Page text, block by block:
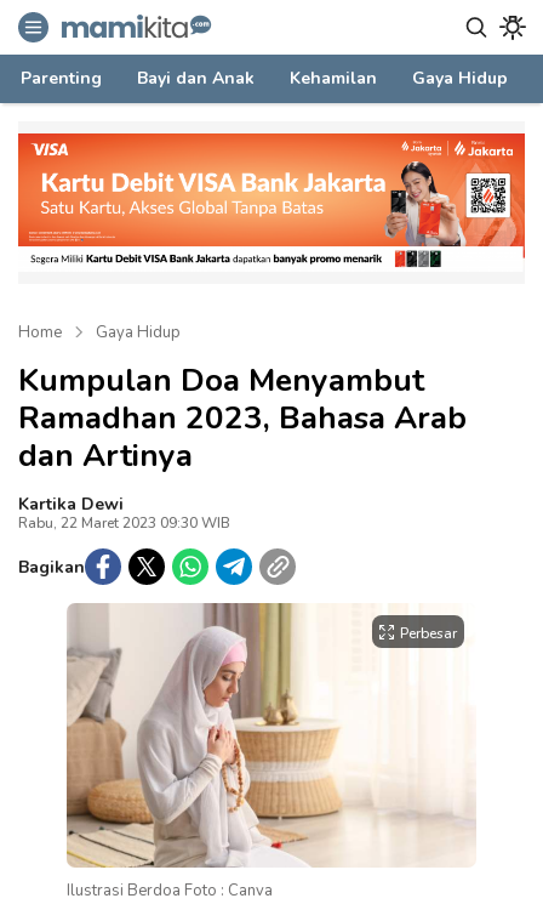
mamikita.com
Informasi Parenting untuk Mami Milenial
Parenting Bayi dan Anak Kehamilan Gaya Hidup
Home Gaya Hidup
Kumpulan Doa Menyambut
Ramadhan 2023, Bahasa Arab
dan Artinya
Kartika Dewi
Rabu, 22 Maret 2023 09:30 WIB
Bagikan
Perbesar
Ilustrasi Berdoa Foto : Canva